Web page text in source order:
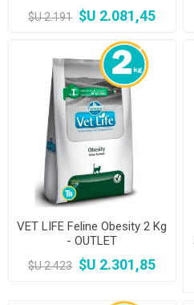
$U 2.191 $U 2.081,45
VET LIFE Feline Obesity 2 Kg
- OUTLET
$U 2.423 $U 2.301,85